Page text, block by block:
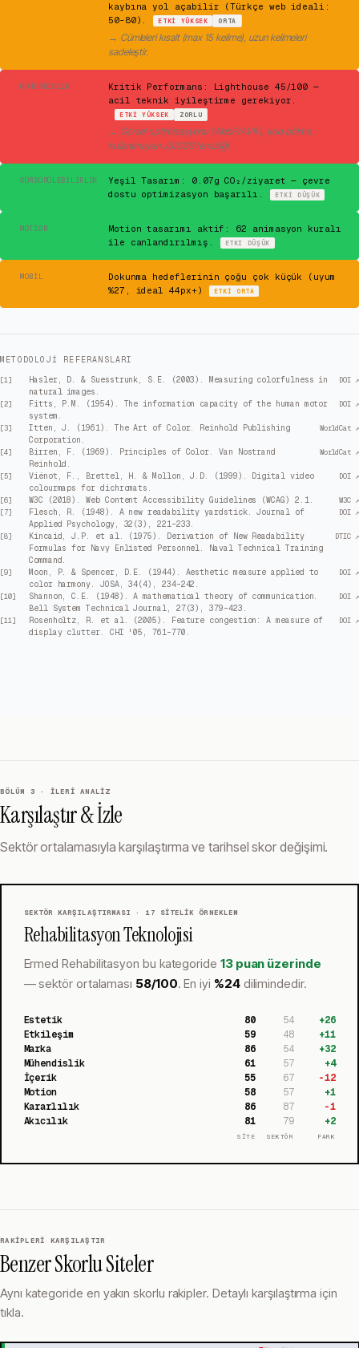
kaybına yol açabilir (Türkçe web ideali:
50-80).
ETKI YÜKSEK ORTA
→ Cümleleri kısalt (max 15 kelime), uzun kelimeleri
sadeleştir.
MÜHENDISLIK
Kritik Performans: Lighthouse 45/100 —
acil teknik iyileştirme gerekiyor.
ETKIYÜKSEK ZORLU
→ Görsel optimizasyonu (WebP/AVIF), kod bölme,
kullanılmayan JS/CSS temizliği.
SÜRDÜRÜLEBILIRLIK
Yeşil Tasarım: 0.07g CO₂/ziyaret — çevre
dostu optimizasyon başarılı.
ETKI DÜŞÜK
MOTION
Motion tasarımı aktif: 62 animasyon kuralı
ile canlandırılmış.
ETKI DÜŞÜK
MOBIL
Dokunma hedeflerinin çoğu çok küçük (uyum
%27, ideal 44px+)
ETKI ORTA
METODOLOJI REFERANSLARI
[1]
Hasler, D. & Suesstrunk, S.E. (2003). Measuring colorfulness in
natural images.
DOI ↗
[2]
Fitts, P.M. (1954). The information capacity of the human motor
system.
DOI ↗
[3]
Itten, J. (1961). The Art of Color. Reinhold Publishing
Corporation.
WorldCat ↗
[4]
Birren, F. (1969). Principles of Color. Van Nostrand
Reinhold.
WorldCat ↗
[5]
Viénot, F., Brettel, H. & Mollon, J.D. (1999). Digital video
colourmaps for dichromats.
DOI ↗
[6] W3C (2018). Web Content Accessibility Guidelines (WCAG) 2.1.
W3C ↗
[7]
Flesch, R. (1948). A new readability yardstick. Journal of
Applied Psychology, 32(3), 221–233.
DOI ↗
[8]
Kincaid, J.P. et al. (1975). Derivation of New Readability
Formulas for Navy Enlisted Personnel. Naval Technical Training
Command.
DTIC ↗
[9]
Moon, P. & Spencer, D.E. (1944). Aesthetic measure applied to
color harmony. JOSA, 34(4), 234–242.
DOI ↗
[10]
Shannon, C.E. (1948). A mathematical theory of communication.
Bell System Technical Journal, 27(3), 379–423.
DOI ↗
[11]
Rosenholtz, R. et al. (2005). Feature congestion: A measure of
display clutter. CHI '05, 761–770.
DOI ↗
BÖLÜM 3 · İLERI ANALIZ
Karşılaştır & İzle
Sektör ortalamasıyla karşılaştırma ve tarihsel skor değişimi.
SEKTÖR KARŞILAŞTIRMASI · 17 SITELIK ÖRNEKLEM
Rehabilitasyon Teknolojisi
Ermed Rehabilitasyon bu kategoride 13 puan üzerinde
— sektör ortalaması 58/100. En iyi %24dilimindedir.
Estetik 80 54 +26
Etkileşim
59 48 +11
Marka
86 54 +32
Mühendislik
61 57 +4
İçerik
55 67
-12
Motion
58 57 +1
Kararlılık
86 87
-1
Akıcılık
81 79 +2
SİTE SEKTÖR FARK
RAKIPLERI KARŞILAŞTIR
Benzer Skorlu Siteler
Aynı kategoride en yakın skorlu rakipler. Detaylı karşılaştırma için
tıkla.